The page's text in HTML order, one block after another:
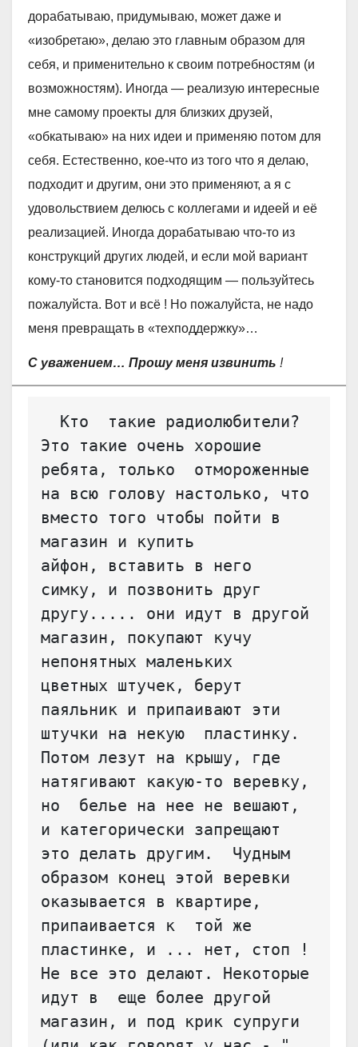
дорабатываю, придумываю, может даже и
«изобретаю», делаю это главным образом для
себя, и применительно к своим потребностям (и
возможностям). Иногда — реализую интересные
мне самому проекты для близких друзей,
«обкатываю» на них идеи и применяю потом для
себя. Естественно, кое-что из того что я делаю,
подходит и другим, они это применяют, а я с
удовольствием делюсь с коллегами и идеей и её
реализацией. Иногда дорабатываю что-то из
конструкций других людей, и если мой вариант
кому-то становится подходящим — пользуйтесь
пожалуйста. Вот и всё ! Но пожалуйста, не надо
меня превращать в «техподдержку»…
С уважением… Прошу меня извинить !
Это такие очень хорошие
ребята, только  отмороженные
на всю голову настолько, что
вместо того чтобы пойти в
магазин и купить
айфон, вставить в него
симку, и позвонить друг
другу..... они идут в другой
магазин, покупают кучу
непонятных маленьких
цветных штучек, берут
паяльник и припаивают эти
штучки на некую  пластинку.
Потом лезут на крышу, где
натягивают какую-то веревку,
но  белье на нее не вешают,
и категорически запрещают
это делать другим.  Чудным
образом конец этой веревки
оказывается в квартире,
припаивается к  той же
пластинке, и ... нет, стоп !
Не все это делают. Некоторые
идут в  еще более другой
магазин, и под крик супруги